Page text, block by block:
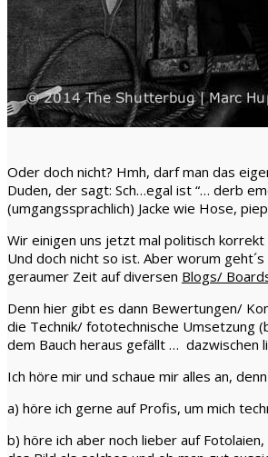
Oder doch nicht? Hmh, darf man das
Duden, der sagt: Sch…egal ist “… derb
(umgangssprachlich) Jacke wie Hose,
Wir einigen uns jetzt mal politisch korrekt
Und doch nicht so ist. Aber worum
geraumer Zeit auf diversen Blogs/
Denn hier gibt es dann Bewertungen/
die Technik/ fototechnische Umsetzung
dem Bauch heraus gefällt … dazwischen
Ich höre mir und schaue mir alles an,
a) höre ich gerne auf Profis, um mich
b) höre ich aber noch lieber auf